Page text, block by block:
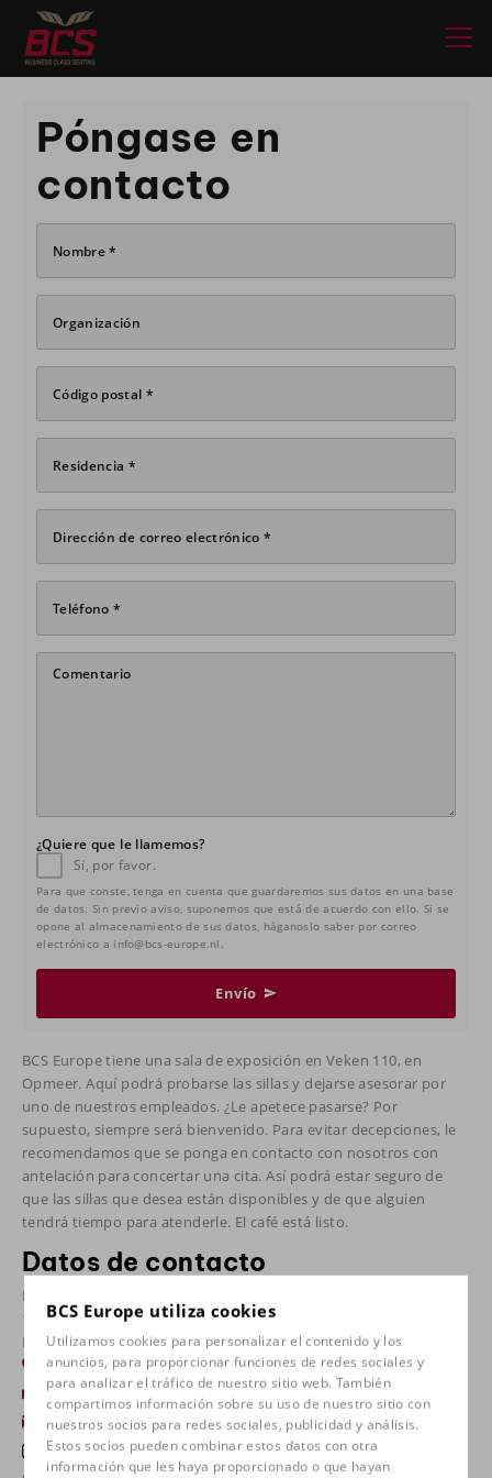
BCS Europe utiliza cookies
Utilizamos cookies para personalizar el contenido y los
anuncios, para proporcionar funciones de redes sociales y
para analizar el tráfico de nuestro sitio web. También
compartimos información sobre su uso de nuestro sitio con
nuestros socios para redes sociales, publicidad y análisis.
Estos socios pueden combinar estos datos con otra
información que les haya proporcionado o que hayan
Póngase en
contacto
Nombre *
Organización
Código postal *
Residencia *
Dirección de correo electrónico *
Teléfono *
Comentario
¿Quiere que le llamemos?
Sí, por favor.
Para que conste, tenga en cuenta que guardaremos sus datos en una base
de datos. Sin previo aviso, suponemos que está de acuerdo con ello. Si se
opone al almacenamiento de sus datos, háganoslo saber por correo
electrónico a info@bcs-europe.nl.
Envío
BCS Europe tiene una sala de exposición en Veken 110, en
Opmeer. Aquí podrá probarse las sillas y dejarse asesorar por
uno de nuestros empleados. ¿Le apetece pasarse? Por
supuesto, siempre será bienvenido. Para evitar decepciones, le
recomendamos que se ponga en contacto con nosotros con
antelación para concertar una cita. Así podrá estar seguro de
que las sillas que desea están disponibles y de que alguien
tendrá tiempo para atenderle. El café está listo.
Datos de contacto
De Veken 110
1716 KG Opmeer
Países Bajos
+31 (0)226 745010
+31 (0)226 745015
info@bcs-europe.nl